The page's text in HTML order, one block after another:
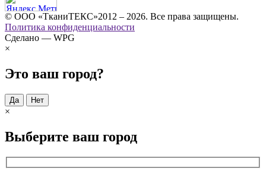
© ООО «ТканиТЕКС»2012 – 2026. Все права защищены.
Политика конфиденциальности
Сделано — WPG
×
Это ваш город?
Да Нет
×
Выберите ваш город